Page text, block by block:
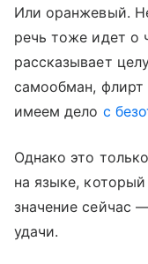
Или оранжевый.
речь тоже идет о
рассказывает
самообман,
имеем дело с
Однако это
на языке,
значение сейчас
удачи.